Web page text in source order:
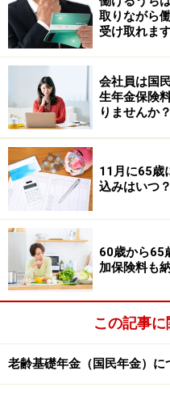
取れる年金になります
ません。受給開始年齢に
ようにしましょう。
※年金プチ相談コーナー
人はこちらから
お願いします。
監修・文／深川 弘恵（
※記事内容は執筆時点のもの
い。
本記事の内容は一般的な情
商品や投資行動を推奨するも
投資や資産運用に関する最終
行ってください。
掲載情報の正確性・完全性に
が、その内容を保証するもの
などについて当社は一切の責
最新の情報や詳細については
の公式情報をご確認ください。
取りながら
受け取れま
会社員は国
生年金保険
りませんか？
11月に65歳
込みはいつ
60歳から65
加保険料も
この記事
老齢基礎年金（国民年金）に